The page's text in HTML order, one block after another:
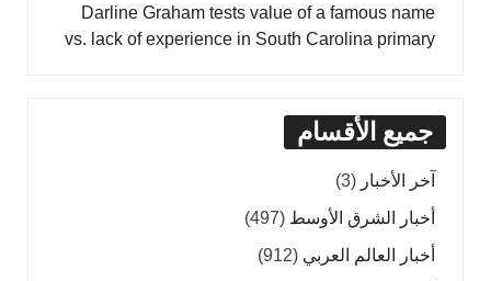
Darline Graham tests value of a famous name
vs. lack of experience in South Carolina primary
جميع الأقسام
آخر الأخبار (3)
أخبار الشرق الأوسط (497)
أخبار العالم العربي (912)